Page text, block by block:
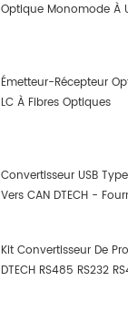
Optique Monomode À
Émetteur-Récepteur
LC À Fibres Optiques
Convertisseur USB
Vers CAN DTECH -
Kit Convertisseur De
DTECH RS485 RS232